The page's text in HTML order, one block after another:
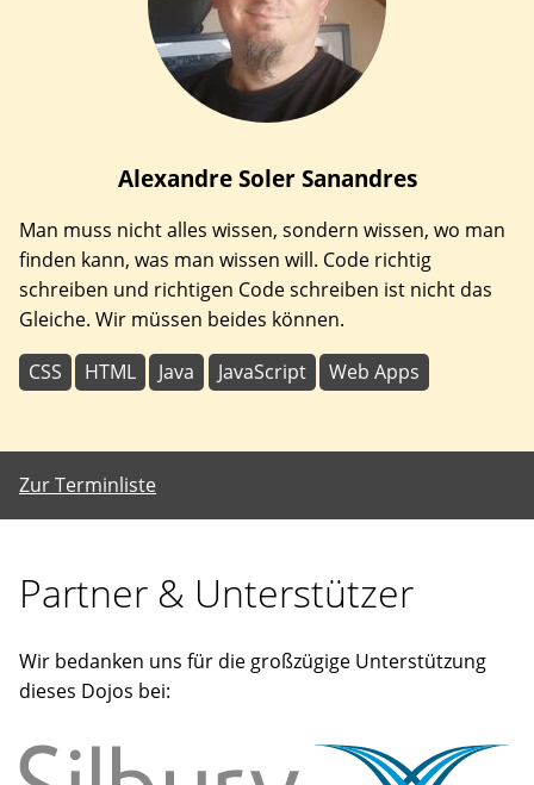
Alexandre Soler Sanandres
Man muss nicht alles wissen, sondern wissen, wo man
finden kann, was man wissen will. Code richtig
schreiben und richtigen Code schreiben ist nicht das
Gleiche. Wir müssen beides können.
CSS HTML Java JavaScript Web Apps
Zur Terminliste
Partner & Unterstützer
Wir bedanken uns für die großzügige Unterstützung
dieses Dojos bei: